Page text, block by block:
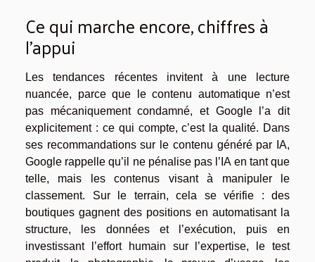
Ce qui marche encore, chiffres à
l’appui
Les tendances récentes invitent à une lecture
nuancée, parce que le contenu automatique n’est
pas mécaniquement condamné, et Google l’a dit
explicitement : ce qui compte, c’est la qualité. Dans
ses recommandations sur le contenu généré par IA,
Google rappelle qu’il ne pénalise pas l’IA en tant que
telle, mais les contenus visant à manipuler le
classement. Sur le terrain, cela se vérifie : des
boutiques gagnent des positions en automatisant la
structure, les données et l’exécution, puis en
investissant l’effort humain sur l’expertise, le test